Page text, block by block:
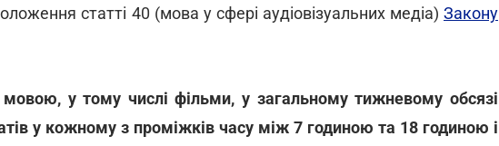
статті 40 (мова у сфері аудіовізуальних медіа) Закону
у тому числі фільми, у загальному тижневому обсязі
у кожному з проміжків часу між 7 годиною та 18 годиною і